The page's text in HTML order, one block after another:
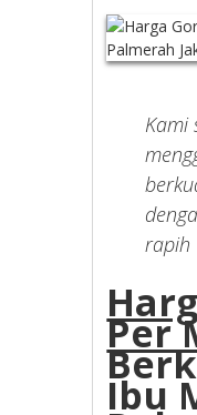
Kami
rapih
Per
Ibu